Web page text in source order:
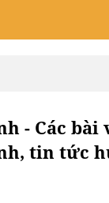
- Các bài
tin tức